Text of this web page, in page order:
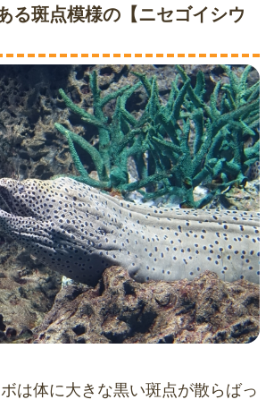
る斑点模様の【ニセゴイシウ
は体に大きな黒い斑点が散らばっ